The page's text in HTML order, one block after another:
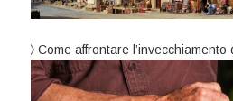
Come affrontare